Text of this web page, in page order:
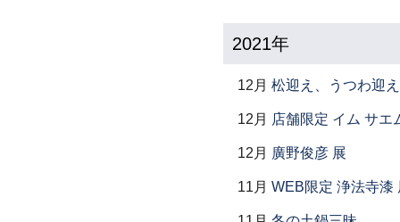
2021年
12月 松迎え、うつわ迎
12月 店舗限定 イム サ
12月 廣野俊彦 展
11月 WEB限定 浄法寺漆